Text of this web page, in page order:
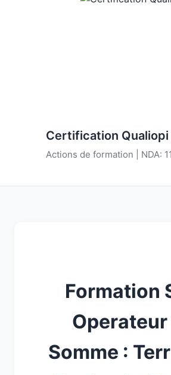
Certification Qualiopi
Actions de formation | NDA:
Formation
Operateur
Somme :